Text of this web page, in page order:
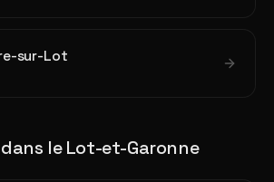
sur-Lot
le Lot-et-Garonne